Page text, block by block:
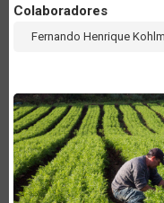
Colaboradores
Fernando Henrique